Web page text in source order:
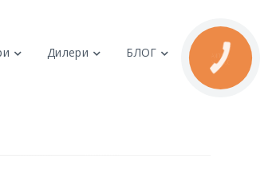
Дилери БЛОГ